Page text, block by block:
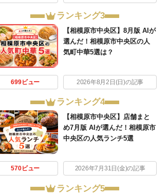
ランキング3
【相模原市中央区】8月版 AIが
選んだ！相模原市中央区の人
気町中華5選は？
699ビュー 2026年8月2日(日)の記事
ランキング4
【相模原市中央区】店舗まと
め7月版 AIが選んだ！相模原市
中央区の人気ランチ5選
570ビュー 2026年7月31日(金)の記事
ランキング5